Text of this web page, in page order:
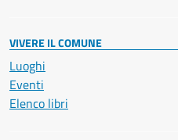
VIVERE IL COMUNE
Luoghi
Eventi
Elenco libri